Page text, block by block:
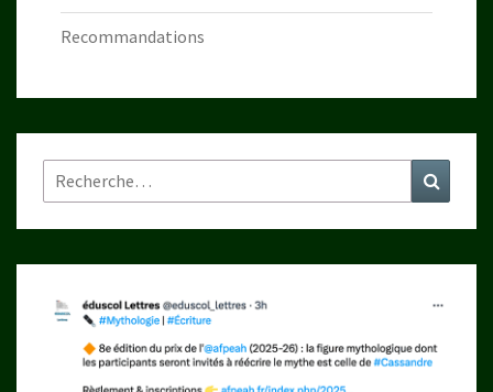
Recommandations
Rechercher :